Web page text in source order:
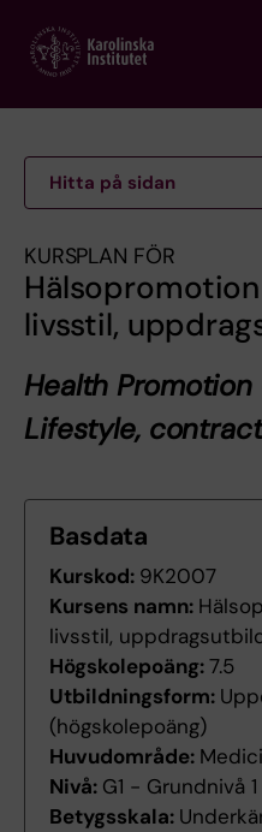
main
Hitta på sidan
KURSPLAN FÖR
livsstil,
Health
Lifestyle,
Basdata
Kurskod: 9K2007
Kursens namn:
livsstil,
Högskolepoäng:7.5
Utbildningsform:
(högskolepoäng)
Huvudområde:
Nivå: G1 - Grundnivå 1
Betygsskala: